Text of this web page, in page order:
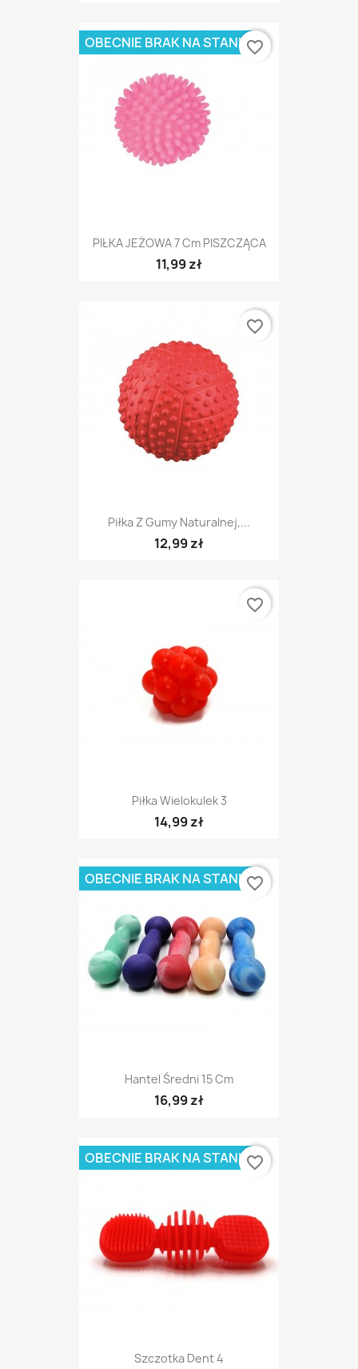
PIŁKA JEŻOWA 7 Cm PISZCZĄCA
11,99 zł
OBECNIE BRAK NA STANIEfavorite_border
Piłka Z Gumy Naturalnej,...
12,99 zł
favorite_border
Piłka Wielokulek 3
14,99 zł
favorite_border
Hantel Średni 15 Cm
16,99 zł
OBECNIE BRAK NA STANIEfavorite_border
Szczotka Dent 4
OBECNIE BRAK NA STANIEfavorite_border